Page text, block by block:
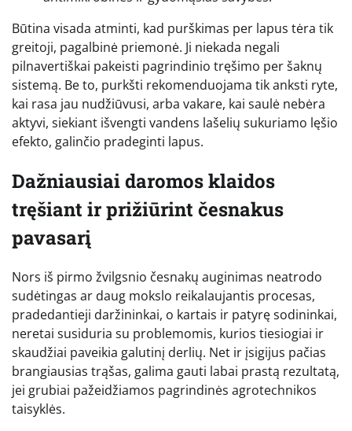
Būtina visada atminti, kad purškimas per lapus tėra tik
greitoji, pagalbinė priemonė. Ji niekada negali
pilnavertiškai pakeisti pagrindinio tręšimo per šaknų
sistemą. Be to, purkšti rekomenduojama tik anksti ryte,
kai rasa jau nudžiūvusi, arba vakare, kai saulė nebėra
aktyvi, siekiant išvengti vandens lašelių sukuriamo lęšio
efekto, galinčio pradeginti lapus.
Dažniausiai daromos klaidos
tręšiant ir prižiūrint česnakus
pavasarį
Nors iš pirmo žvilgsnio česnakų auginimas neatrodo
sudėtingas ar daug mokslo reikalaujantis procesas,
pradedantieji daržininkai, o kartais ir patyrę sodininkai,
neretai susiduria su problemomis, kurios tiesiogiai ir
skaudžiai paveikia galutinį derlių. Net ir įsigijus pačias
brangiausias trąšas, galima gauti labai prastą rezultatą,
jei grubiai pažeidžiamos pagrindinės agrotechnikos
taisyklės.